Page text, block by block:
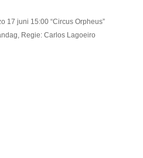
17 juni 15:00 “Circus Orpheus”
Regie: Carlos Lagoeiro